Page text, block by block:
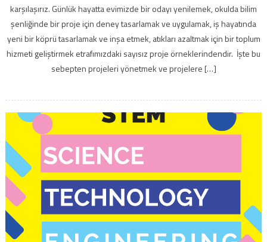
karşılaşırız. Günlük hayatta evimizde bir odayı yenilemek, okulda bilim
şenliğinde bir proje için deney tasarlamak ve uygulamak, iş hayatında
yeni bir köprü tasarlamak ve inşa etmek, atıkları azaltmak için bir toplum
hizmeti geliştirmek etrafımızdaki sayısız proje örneklerindendir. İşte bu
sebepten projeleri yönetmek ve projelere […]